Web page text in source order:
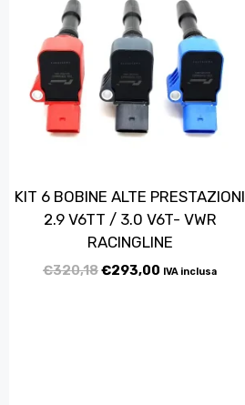
KIT 6 BOBINE ALTE PRESTAZIONI
2.9 V6TT / 3.0 V6T- VWR
RACINGLINE
€320,18€293,00 IVA inclusa